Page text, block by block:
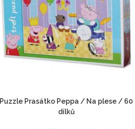
Puzzle Prasátko Peppa / Na plese / 60
dílků